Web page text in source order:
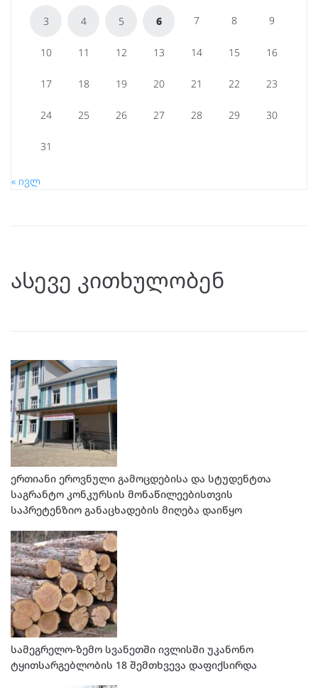
3 4 5 6 7 8 9
10 11 12 13 14 15 16
17 18 19 20 21 22 23
24 25 26 27 28 29 30
31
« ივლ
ასევე კითხულობენ
ერთიანი ეროვნული გამოცდებისა და სტუდენტთა
საგრანტო კონკურსის მონაწილეებისთვის
საპრეტენზიო განაცხადების მიღება დაიწყო
სამეგრელო-ზემო სვანეთში ივლისში უკანონო
ტყითსარგებლობის 18 შემთხვევა დაფიქსირდა